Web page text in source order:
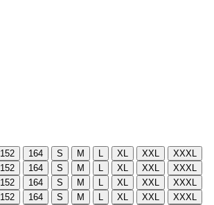
152 164 S M XL XXL
XXXL
152 164 S M XL XXL
XXXL
152 164 S M XL XXL
XXXL
152 164 S M XL XXL
XXXL